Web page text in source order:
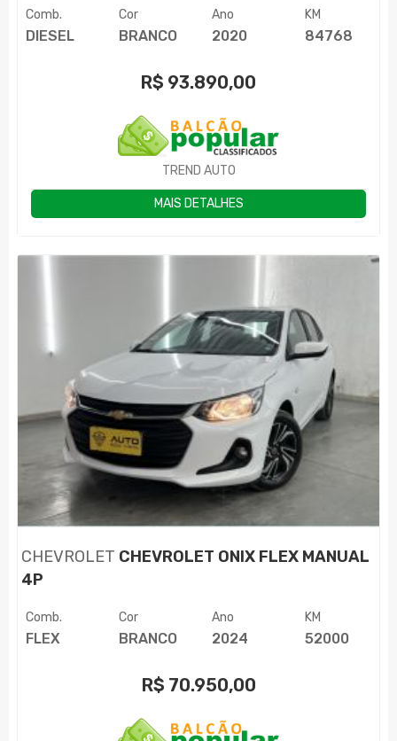
Comb.
DIESEL
Cor
BRANCO
Ano
2020
KM
84768
R$ 93.890,00
TREND AUTO
MAIS DETALHES
CHEVROLET CHEVROLET ONIX FLEX MANUAL
4P
Comb.
FLEX
Cor
BRANCO
Ano
2024
KM
52000
R$ 70.950,00